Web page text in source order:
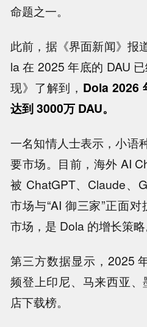
命题之一。
此前，据《界面新闻》报
la 在 2025 年底的 DAU
现》了解到， Dola 2026
达到 3000万 DAU。
一名知情人士表示，小语
要市场。目前，海外 AI
被 ChatGPT、Claude、
市场与“AI 御三家”正面
市场，是 Dola 的增长策略
第三方数据显示，2025
频登上印尼、马来西亚
店下载榜。